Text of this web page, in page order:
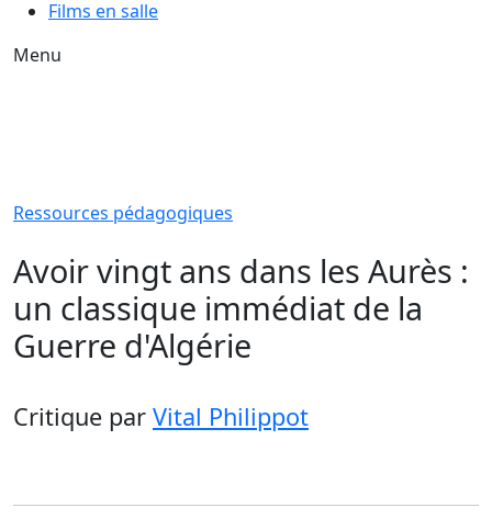
Films en salle
Menu
Ressources pédagogiques
Avoir vingt ans dans les Aurès :
un classique immédiat de la
Guerre d'Algérie
Critique par Vital Philippot